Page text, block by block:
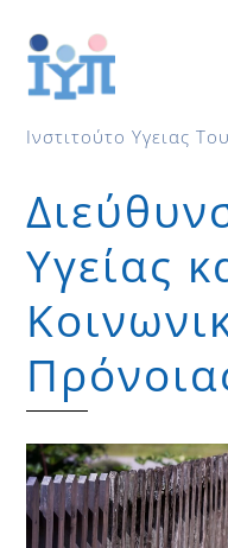
content
Ινστιτούτο Υγειας
Υγείας